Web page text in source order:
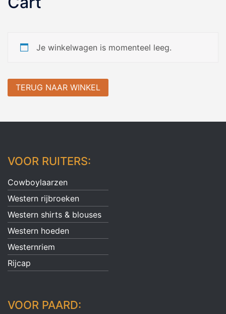
Je winkelwagen is momenteel leeg.
TERUG NAAR WINKEL
VOOR RUITERS:
Cowboylaarzen
Western rijbroeken
Western shirts & blouses
Western hoeden
Westernriem
Rijcap
VOOR PAARD: